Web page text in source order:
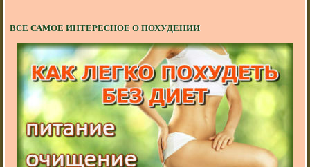
ВСЕ САМОЕ ИНТЕРЕСНОЕ О ПОХУДЕНИИ